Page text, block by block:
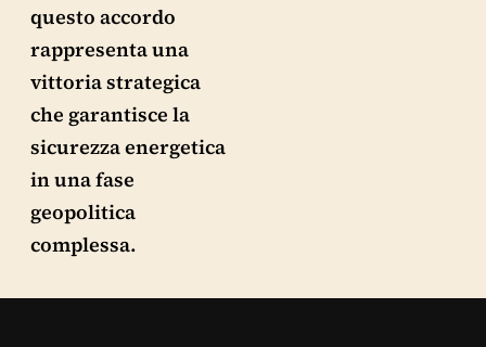
questo accordo
rappresenta una
vittoria strategica
che garantisce la
sicurezza energetica
in una fase
geopolitica
complessa.